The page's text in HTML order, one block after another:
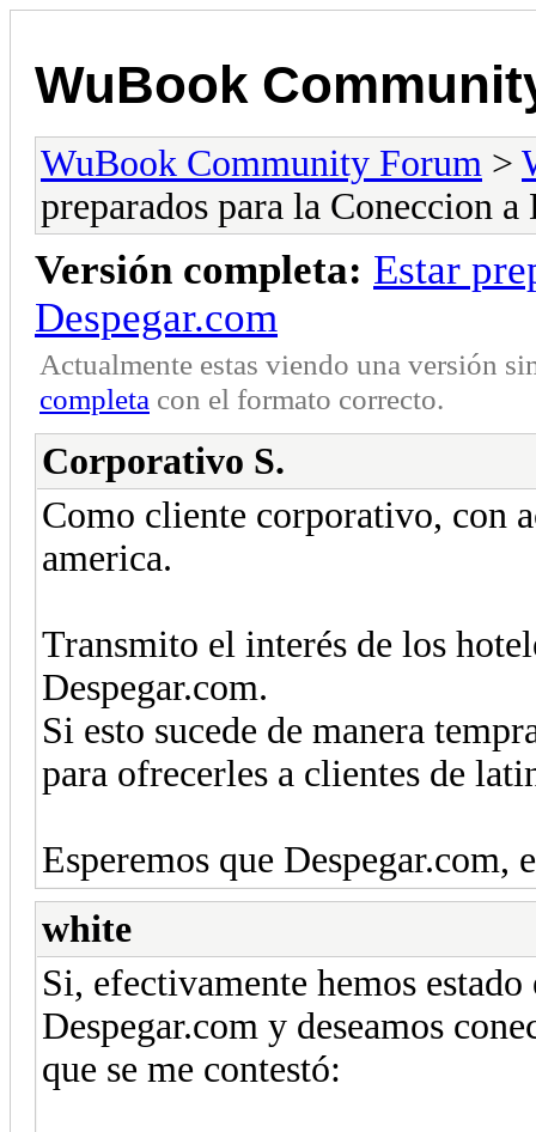
WuBook
WuBook Community Forum >
preparados para la Coneccion a
Versión completa: Estar
Despegar.com
Actualmente estas viendo una versión
completa con el formato correcto.
Corporativo S.
Como cliente corporativo, con
america.
Transmito el interés de los
Despegar.com.
Si esto sucede de manera
para ofrecerles a clientes de
Esperemos que Despegar.com,
white
Si, efectivamente hemos
Despegar.com y deseamos
que se me contestó: